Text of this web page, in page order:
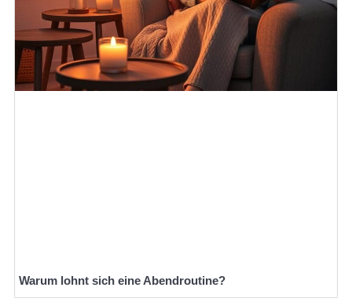
Warum lohnt sich eine Abendroutine?